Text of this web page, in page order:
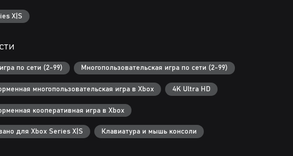
X|S
по сети (2-99) Многопользовательская игра по сети (2-99)
многопользовательская игра в Xbox 4K Ultra HD
кооперативная игра в Xbox
для Xbox Series X|S Клавиатура и мышь консоли